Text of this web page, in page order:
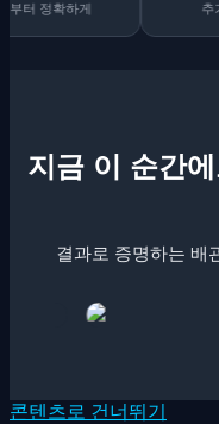
확하게 추가 비용
지금 이 순간
결과로 증명하는 배
콘텐츠로 건너뛰기